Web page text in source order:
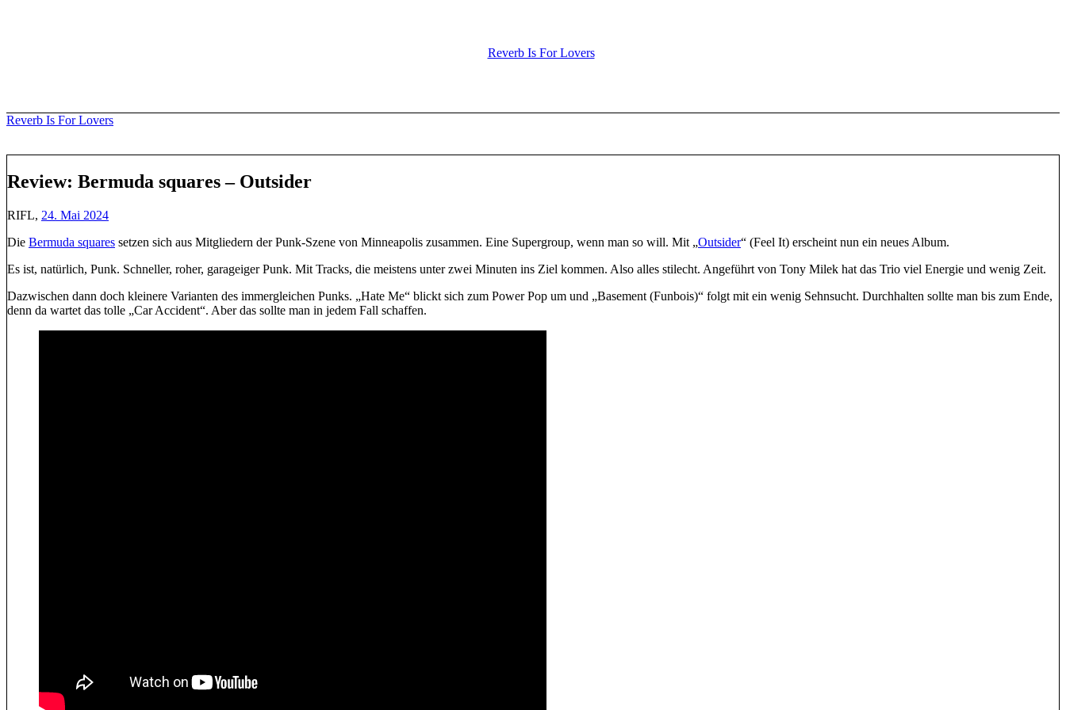
Reverb Is For Lovers
Reverb Is For Lovers
Review: Bermuda squares – Outsider
RIFL, 24. Mai 2024
Die Bermuda squares setzen sich aus Mitgliedern der Punk-Szene von Minneapolis zusammen. Eine Supergroup, wenn man so will. Mit „Outsider“ (Feel It) erscheint nun ein neues Album.
Es ist, natürlich, Punk. Schneller, roher, garageiger Punk. Mit Tracks, die meistens unter zwei Minuten ins Ziel kommen. Also alles stilecht. Angeführt von Tony Milek hat das Trio viel Energie und wenig Zeit.
Dazwischen dann doch kleinere Varianten des immergleichen Punks. „Hate Me“ blickt sich zum Power Pop um und „Basement (Funbois)“ folgt mit ein wenig Sehnsucht. Durchhalten sollte man bis zum Ende,
denn da wartet das tolle „Car Accident“. Aber das sollte man in jedem Fall schaffen.